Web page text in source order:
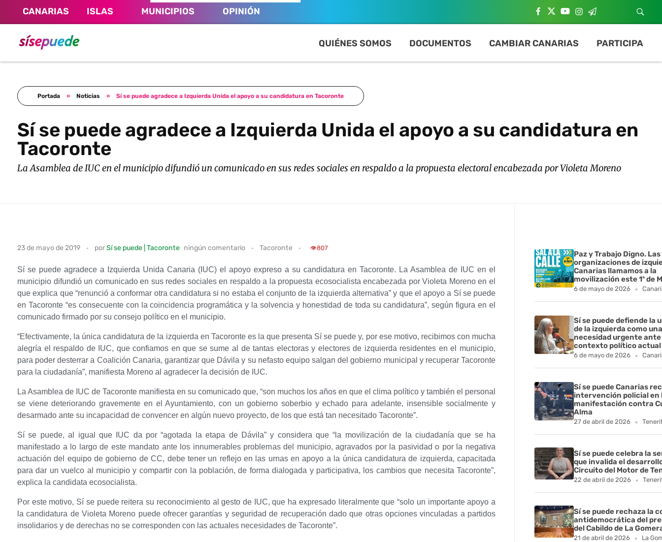
CANARIAS ISLAS MUNICIPIOS OPINIÓN
QUIÉNES SOMOS DOCUMENTOS CAMBIAR CANARIAS PARTICIPA
Portada » Noticias » Sí se puede agradece a Izquierda Unida el apoyo a su candidatura en Tacoronte
Sí se puede agradece a Izquierda Unida el apoyo a su candidatura en
Tacoronte
La Asamblea de IUC en el municipio difundió un comunicado en sus redes sociales en respaldo a la propuesta electoral encabezada por Violeta Moreno
S
í
s
e
p
u
e
d
e
a
g
r
a
d
e
23 de mayo de 2019 porSí se puede | Tacoronte ningún comentario Tacoronte 👁️807
Sí se puede agradece a Izquierda Unida Canaria (IUC) el apoyo expreso a su candidatura en Tacoronte. La Asamblea de IUC en el
municipio difundió un comunicado en sus redes sociales en respaldo a la propuesta ecosocialista encabezada por Violeta Moreno en el
que explica que “renunció a conformar otra candidatura si no estaba el conjunto de la izquierda alternativa” y que el apoyo a Sí se puede
en Tacoronte “es consecuente con la coincidencia programática y la solvencia y honestidad de toda su candidatura”, según figura en el
comunicado firmado por su consejo político en el municipio.
“Efectivamente, la única candidatura de la izquierda en Tacoronte es la que presenta Sí se puede y, por ese motivo, recibimos con mucha
alegría el respaldo de IUC, que confiamos en que se sume al de tantas electoras y electores de izquierda residentes en el municipio,
para poder desterrar a Coalición Canaria, garantizar que Dávila y su nefasto equipo salgan del gobierno municipal y recuperar Tacoronte
para la ciudadanía”, manifiesta Moreno al agradecer la decisión de IUC.
La Asamblea de IUC de Tacoronte manifiesta en su comunicado que, “son muchos los años en que el clima político y también el personal
se viene deteriorando gravemente en el Ayuntamiento, con un gobierno soberbio y echado para adelante, insensible socialmente y
desarmado ante su incapacidad de convencer en algún nuevo proyecto, de los que está tan necesitado Tacoronte”.
Sí se puede, al igual que IUC da por “agotada la etapa de Dávila” y considera que “la movilización de la ciudadanía que se ha
manifestado a lo largo de este mandato ante los innumerables problemas del municipio, agravados por la pasividad o por la negativa
actuación del equipo de gobierno de CC, debe tener un reflejo en las urnas en apoyo a la única candidatura de izquierda, capacitada
para dar un vuelco al municipio y compartir con la población, de forma dialogada y participativa, los cambios que necesita Tacoronte”,
explica la candidata ecosocialista.
Por este motivo, Sí se puede reitera su reconocimiento al gesto de IUC, que ha expresado literalmente que “solo un importante apoyo a
la candidatura de Violeta Moreno puede ofrecer garantías y seguridad de recuperación dado que otras opciones vinculadas a partidos
insolidarios y de derechas no se corresponden con las actuales necesidades de Tacoronte”.
Paz y Trabajo Digno. Las
organizaciones de
Canarias llamamos a la
movilización este 1º de
6 de mayo de 2026
Sí se puede defiende la
de la izquierda como una
necesidad urgente ante
contexto político actual
6 de mayo de 2026
Sí se puede Canarias
intervención policial en
manifestación contra
Alma
27 de abril de 2026
Sí se puede celebra la
que invalida el
Circuito del Motor de
22 de abril de 2026
Sí se puede rechaza la
antidemocrática del
del Cabildo de La
21 de abril de 2026 La